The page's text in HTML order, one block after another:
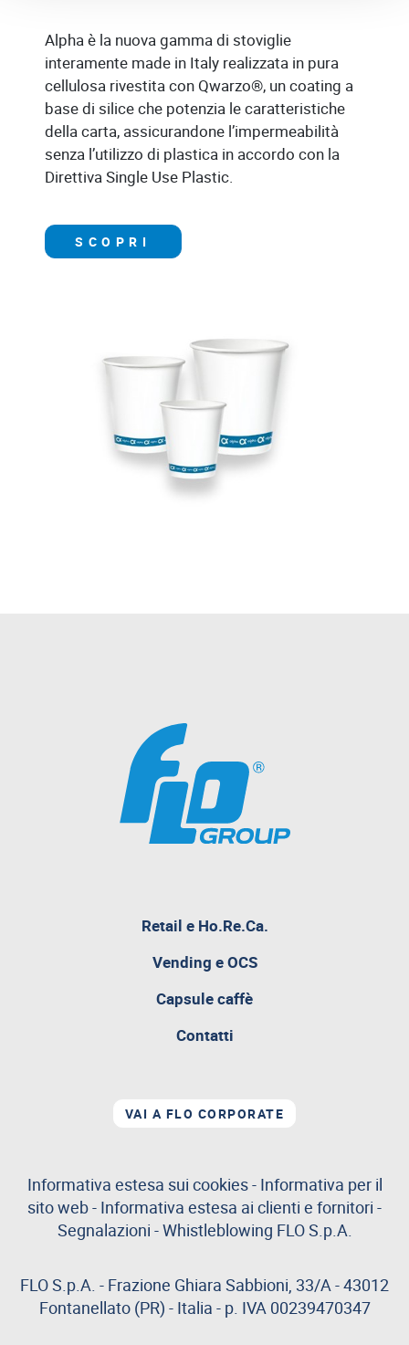
Alpha è la nuova gamma di stoviglie
interamente made in Italy realizzata in pura
cellulosa rivestita con Qwarzo®, un coating a
base di silice che potenzia le caratteristiche
della carta, assicurandone l’impermeabilità
senza l’utilizzo di plastica in accordo con la
Direttiva Single Use Plastic.
SCOPRI
Retail e Ho.Re.Ca.
Vending e OCS
Capsule caffè
Contatti
VAI A FLO CORPORATE
Informativa estesa sui cookies- Informativa per il
sito web- Informativa estesa ai clienti e fornitori -
Segnalazioni -Whistleblowing FLO S.p.A.
FLO S.p.A. - Frazione Ghiara Sabbioni, 33/A - 43012
Fontanellato (PR) - Italia - p. IVA 00239470347